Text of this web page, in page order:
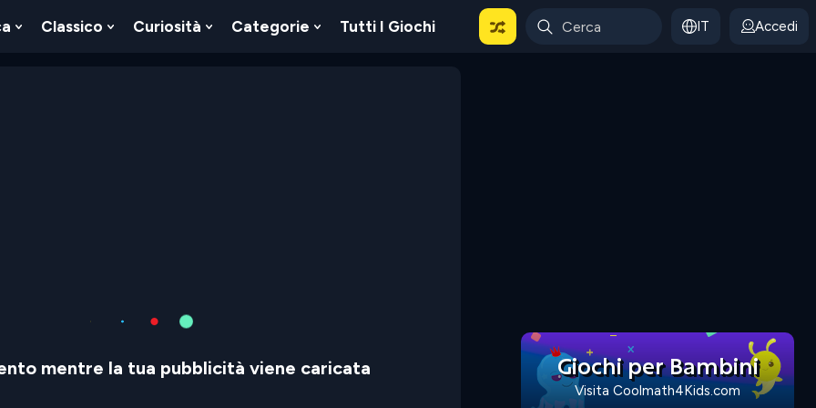
Show
Classico
Show
Curiosità
Show
Categorie
Show
Tutti I Giochi IT Accedi
mentre la tua pubblicità viene caricata Giochi per Bambini
Visita Coolmath4Kids.com